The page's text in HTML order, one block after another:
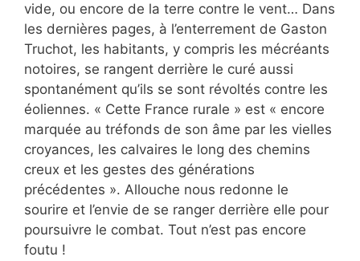
vide, ou encore de la terre contre le vent… Dans
les dernières pages, à l’enterrement de Gaston
Truchot, les habitants, y compris les mécréants
notoires, se rangent derrière le curé aussi
spontanément qu’ils se sont révoltés contre les
éoliennes. « Cette France rurale » est « encore
marquée au tréfonds de son âme par les vielles
croyances, les calvaires le long des chemins
creux et les gestes des générations
précédentes ». Allouche nous redonne le
sourire et l’envie de se ranger derrière elle pour
poursuivre le combat. Tout n’est pas encore
foutu !